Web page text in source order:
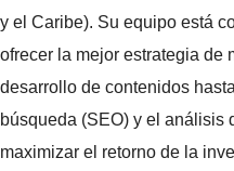
y el Caribe). Su equipo está
ofrecer la mejor estrategia de
desarrollo de contenidos
búsqueda (SEO) y el análisis
maximizar el retorno de la